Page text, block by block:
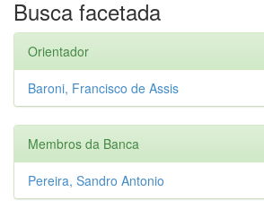
Busca facetada
Orientador
Baroni, Francisco de Assis
Membros da Banca
Pereira, Sandro Antonio